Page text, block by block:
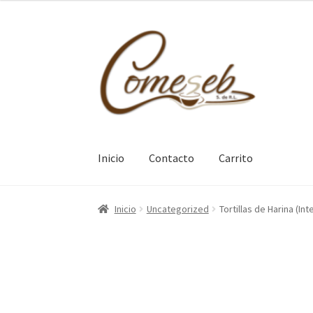
la
navegación
contenido
Inicio Contacto Carrito
Inicio Carrito Contacto
Inicio Uncategorized Tortillas de Harina